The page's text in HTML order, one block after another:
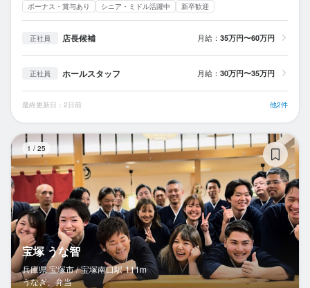
ボーナス・賞与あり
シニア・ミドル活躍中 新卒歓迎
正社員 店長候補 月給： 35万円〜60万円
正社員 ホールスタッフ 月給： 30万円〜35万円
最終更新日：2日前 他2件
1 / 25
宝塚 うな智
兵庫県 宝塚市 / 宝塚南口駅 111m
うなぎ、弁当